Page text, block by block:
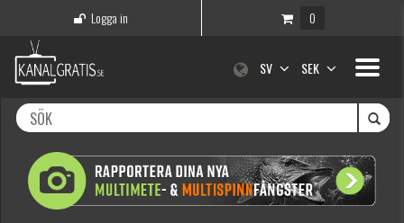
Logga in 0
Toggle
SV SEK